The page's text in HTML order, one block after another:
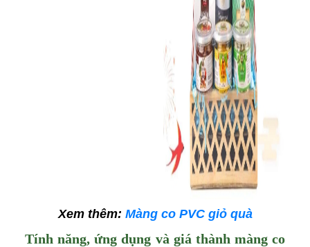
Xem thêm: Màng co PVC giỏ quà
Tính năng, ứng dụng và giá thành màng co